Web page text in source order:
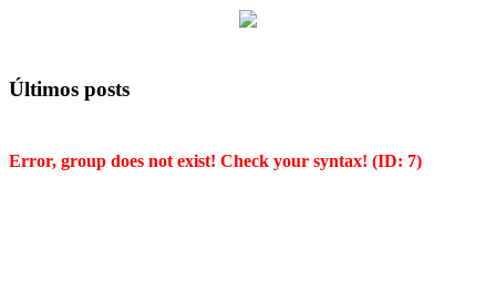
Últimos posts
Error, group does not exist! Check your syntax! (ID: 7)